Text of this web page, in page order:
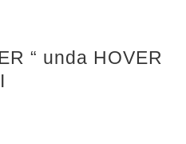
“ unda HOVER